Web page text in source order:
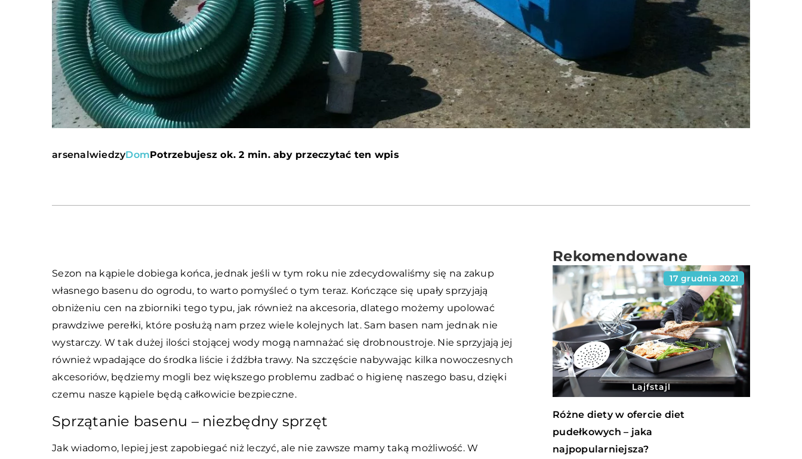
arsenalwiedzyDomPotrzebujesz ok. 2 min. aby przeczytać ten wpis
Sezon na kąpiele dobiega końca, jednak jeśli w tym roku nie zdecydowaliśmy się na zakup
własnego basenu do ogrodu, to warto pomyśleć o tym teraz. Kończące się upały sprzyjają
obniżeniu cen na zbiorniki tego typu, jak również na akcesoria, dlatego możemy upolować
prawdziwe perełki, które posłużą nam przez wiele kolejnych lat. Sam basen nam jednak nie
wystarczy. W tak dużej ilości stojącej wody mogą namnażać się drobnoustroje. Nie sprzyjają jej
również wpadające do środka liście i źdźbła trawy. Na szczęście nabywając kilka nowoczesnych
akcesoriów, będziemy mogli bez większego problemu zadbać o higienę naszego basu, dzięki
czemu nasze kąpiele będą całkowicie bezpieczne.
Sprzątanie basenu – niezbędny sprzęt
Jak wiadomo, lepiej jest zapobiegać niż leczyć, ale nie zawsze mamy taką możliwość. W
Rekomendowane
17 grudnia 2021
Lajfstajl
Różne diety w ofercie diet
pudełkowych – jaka
najpopularniejsza?